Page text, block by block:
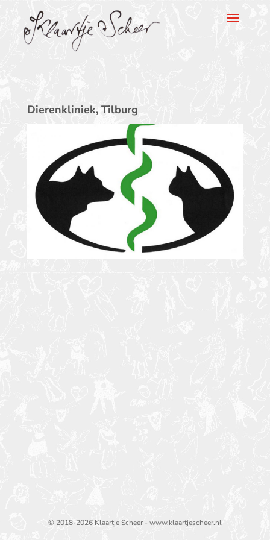
Klaartje Scheer
Dierenkliniek, Tilburg
© 2018-2026 Klaartje Scheer - www.klaartjescheer.nl